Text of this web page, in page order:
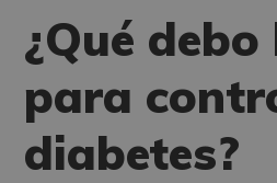
¿Qué
para
diabetes?